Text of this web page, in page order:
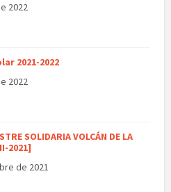
2022
2021-2022
2022
SOLIDARIA VOLCÁN DE LA
2021]
de 2021